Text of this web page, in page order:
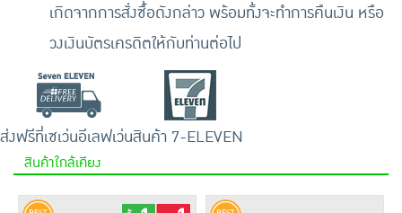
เกิดจากการสั่งซื้อดังกล่าว พร้อมทั้งจะทำการคืนเงิน หรือ
วงเงินบัตรเครดิตให้กับท่านต่อไป
ส่งฟรีที่เซเว่นอีเลฟเว่นสินค้า 7-ELEVEN
สินค้าใกล้เคียง